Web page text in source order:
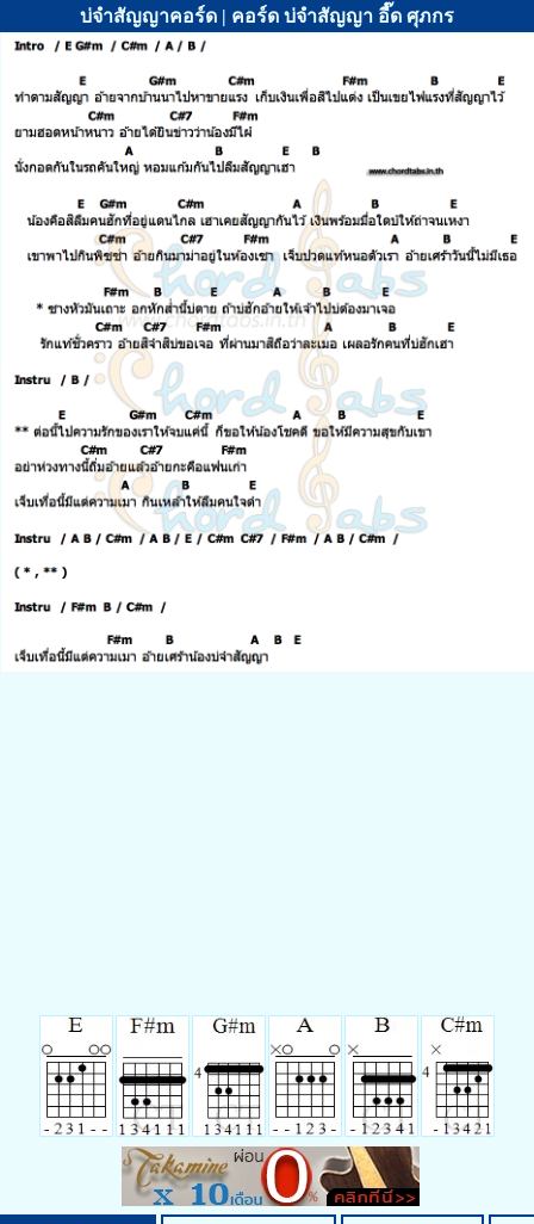
บ่จำสัญญาคอร์ด | คอร์ด บ่จำสัญญา อี๊ด ศุภกร